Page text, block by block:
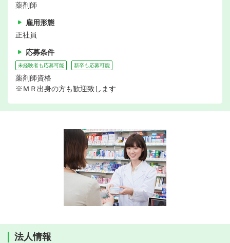
薬剤師
雇用形態
正社員
応募条件
未経験者も応募可能 新卒も応募可能
薬剤師資格
※ＭＲ出身の方も歓迎致します
法人情報